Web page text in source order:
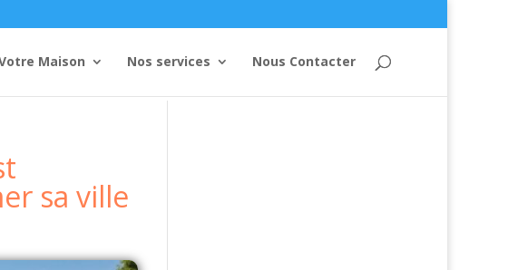
Maison Nos services Nous Contacter
sa ville